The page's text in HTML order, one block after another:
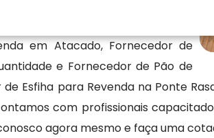
em Atacado, Fornecedor de
e Fornecedor de Pão de
Esfiha para Revenda na Ponte
com profissionais
agora mesmo e faça uma